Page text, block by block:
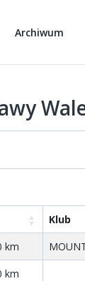
Archiwum
Klub
km
km